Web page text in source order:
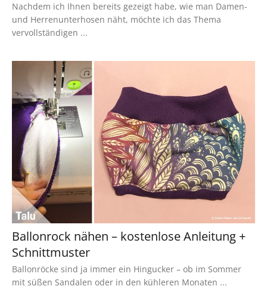
Nachdem ich Ihnen bereits gezeigt habe, wie man Damen-
und Herrenunterhosen näht, möchte ich das Thema
vervollständigen ...
Ballonrock nähen – kostenlose Anleitung +
Schnittmuster
Ballonröcke sind ja immer ein Hingucker – ob im Sommer
mit süßen Sandalen oder in den kühleren Monaten ...